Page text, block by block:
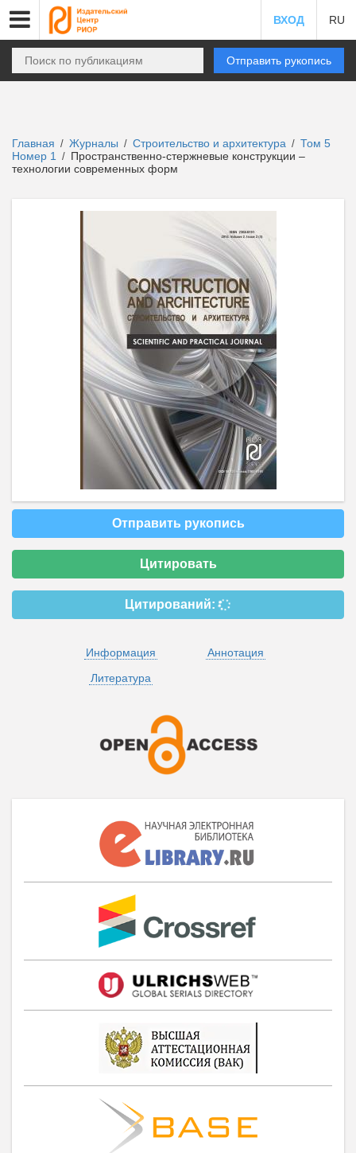
ВХОД RU
Отправить рукопись
Главная / Журналы / Строительство и архитектура / Том 5
Номер 1
/ Пространственно-стержневые конструкции –
технологии современных форм
Отправить рукопись
Цитировать
Цитирований:
Информация
Аннотация
Литература